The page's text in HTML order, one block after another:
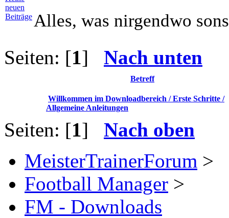
Alles, was nirgendwo
Seiten: [1] Nach unten
Betreff
Willkommen im Downloadbereich / Erste Schritte /
Allgemeine Anleitungen
Seiten: [1] Nach oben
MeisterTrainerForum >
Football Manager >
FM - Downloads